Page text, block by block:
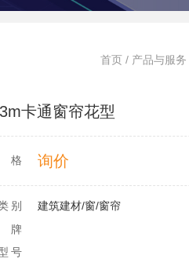
首页 / 产品与服务
卡通窗帘花型
询价
别
建筑建材/窗/窗帘
号